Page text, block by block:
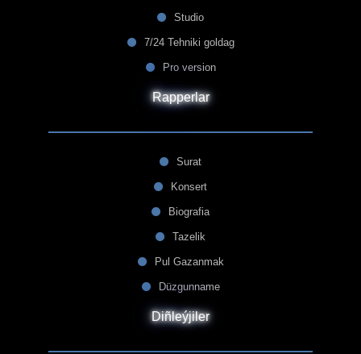
Studio
7/24 Tehniki goldag
Pro version
Rapperlar
Surat
Konsert
Biografia
Tazelik
Pul Gazanmak
Düzgunname
Diñleýjiler